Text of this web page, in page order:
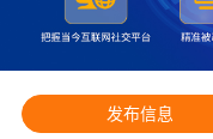
发布信息